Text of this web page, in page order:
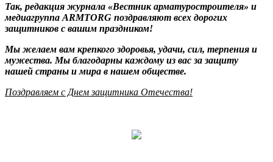
Так, редакция журнала «Вестник арматуростроителя» и
медиагруппа ARMTORG поздравляют всех дорогих
защитников с вашим праздником!
Мы желаем вам крепкого здоровья, удачи, сил, терпения и
мужества. Мы благодарны каждому из вас за защиту
нашей страны и мира в нашем обществе.
Поздравляем с Днем защитника Отечества!